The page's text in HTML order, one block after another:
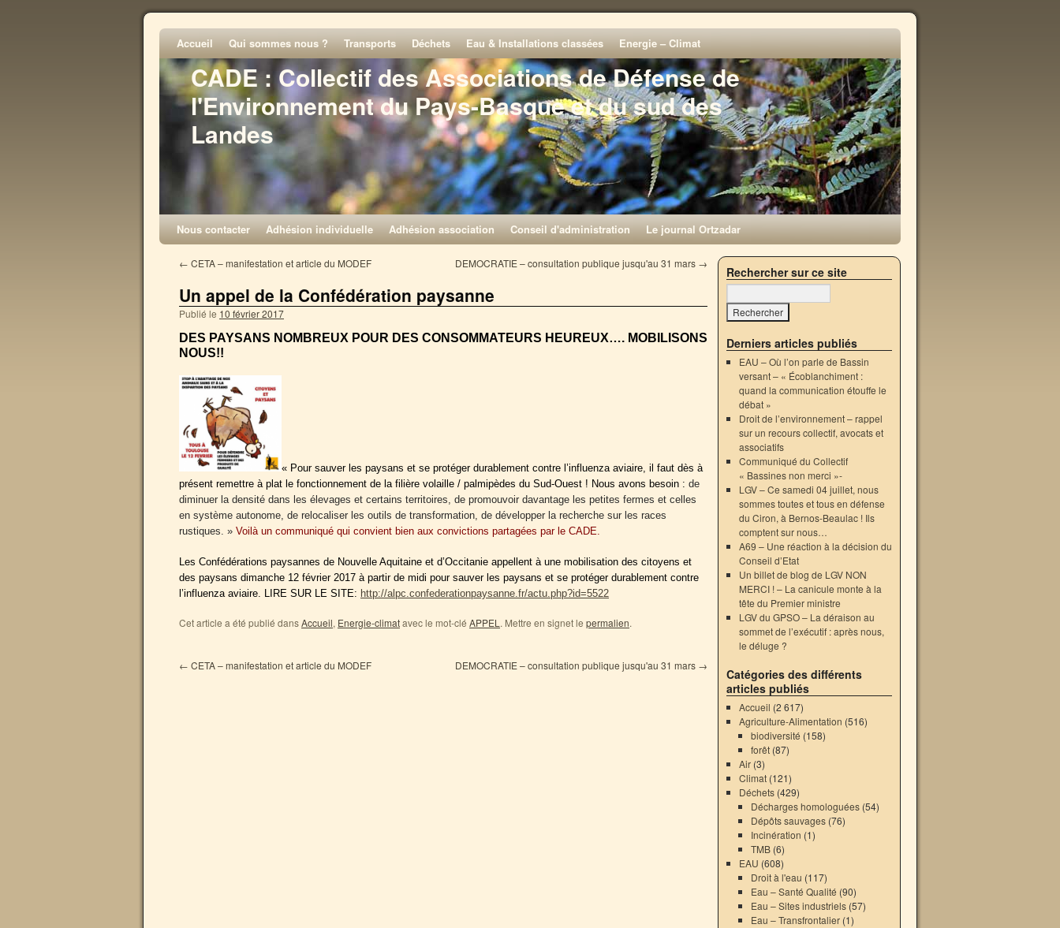
CADE : Collectif des Associations de Défense de
l'Environnement du Pays-Basque et du sud des
Landes
Accueil Qui sommes nous ? Transports Déchets Eau & Installations classées Energie – Climat
Nous contacter Adhésion individuelle Adhésion association Conseil d'administration Le journal Ortzadar
← CETA – manifestation et article du MODEF DEMOCRATIE – consultation publique jusqu'au 31 mars →
Un appel de la Confédération paysanne
Publié le 10 février 2017
DES PAYSANS NOMBREUX POUR DES CONSOMMATEURS HEUREUX…. MOBILISONS
NOUS!!
« Pour sauver les paysans et se protéger durablement contre l’influenza aviaire, il faut dès à
présent remettre à plat le fonctionnement de la filière volaille / palmipèdes du Sud-Ouest ! Nous avons besoin : de
diminuer la densité dans les élevages et certains territoires, de promouvoir davantage les petites fermes et celles
en système autonome, de relocaliser les outils de transformation, de développer la recherche sur les races
rustiques. » Voilà un communiqué qui convient bien aux convictions partagées par le CADE.
Les Confédérations paysannes de Nouvelle Aquitaine et d’Occitanie appellent à une mobilisation des citoyens et
des paysans dimanche 12 février 2017 à partir de midi pour sauver les paysans et se protéger durablement contre
l’influenza aviaire. LIRE SUR LE SITE: http://alpc.confederationpaysanne.fr/actu.php?id=5522
Cet article a été publié dansAccueil, Energie-climatavec le mot-clé APPEL . Mettre en signet le permalien.
← CETA – manifestation et article du MODEF DEMOCRATIE – consultation publique jusqu'au 31 mars →
Rechercher sur ce site
Derniers articles publiés
EAU – Où l’on parle de Bassin
versant – « Écoblanchiment :
quand la communication étouffe le
débat »
Droit de l’environnement – rappel
sur un recours collectif, avocats et
associatifs
Communiqué du Collectif
« Bassines non merci »-
LGV – Ce samedi 04 juillet, nous
sommes toutes et tous en défense
du Ciron, à Bernos-Beaulac ! Ils
comptent sur nous…
A69 – Une réaction à la décision du
Conseil d’Etat
Un billet de blog de LGV NON
MERCI ! – La canicule monte à la
tête du Premier ministre
LGV du GPSO – La déraison au
sommet de l’exécutif : après nous,
le déluge ?
Catégories des différents
articles publiés
Accueil (2 617)
Agriculture-Alimentation (516)
biodiversité (158)
forêt (87)
Air(3)
Climat(121)
Déchets(429)
Décharges homologuées (54)
Dépôts sauvages (76)
Incinération (1)
TMB (6)
EAU (608)
Droit à l'eau (117)
Eau – Santé Qualité (90)
Eau – Sites industriels (57)
Eau – Transfrontalier (1)